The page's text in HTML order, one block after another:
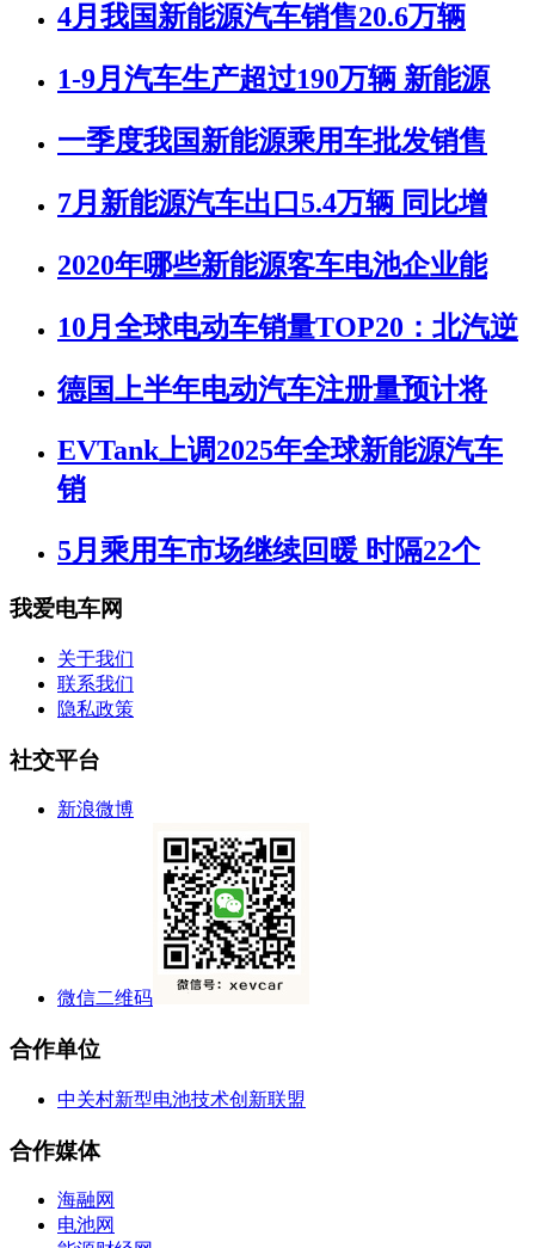
4月我国新能源汽车销售20.6万辆
1-9月汽车生产超过190万辆 新能源
一季度我国新能源乘用车批发销售
7月新能源汽车出口5.4万辆 同比增
2020年哪些新能源客车电池企业能
10月全球电动车销量TOP20：北汽逆
德国上半年电动汽车注册量预计将
EVTank上调2025年全球新能源汽车
销
5月乘用车市场继续回暖 时隔22个
我爱电车网
关于我们
联系我们
隐私政策
社交平台
新浪微博
微信二维码
合作单位
中关村新型电池技术创新联盟
合作媒体
海融网
电池网